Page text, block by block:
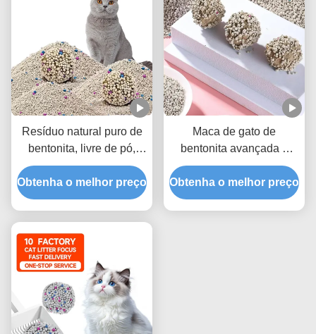
Resíduo natural puro de
bentonita, livre de pó,
para gatos, com
aglomeração rápida e
fórmula de baixo
Obtenha o melhor preço
Maca de gato de
bentonita avançada e
ecológica, livre de poeira,
com forte capacidade de
aglomeração e excelente
Obtenha o melhor preço